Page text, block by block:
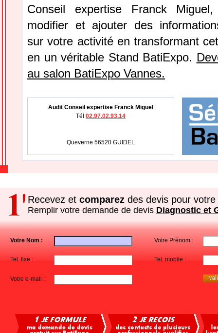
Conseil expertise Franck
modifier et ajouter des
sur votre activité en transformant
en un véritable Stand BatiExpo.
au salon BatiExpo Vannes.
Audit Conseil expertise Franck Miguel
Tél 02.97.02.93.14
Queverne 56520 GUIDEL
Recevez et comparez des devis pour votre
Remplir votre demande de devis Diagnostic et
Votre Nom : Votre Prénom :
Tel. fixe : Tel. mobile :
Votre e-mail :